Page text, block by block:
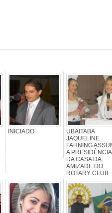
INICIADO
UBAITABA
JAQUELINE
FAHNING
A PRESIDÊNCIA
DA CASA DA
AMIZADE DO
ROTARY CLUB